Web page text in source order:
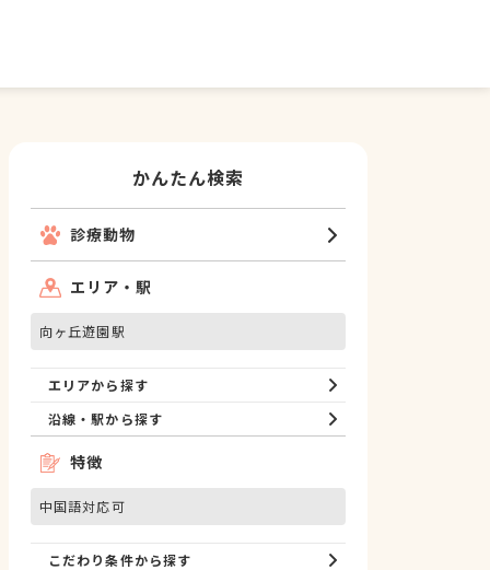
かんたん検索
診療動物
エリア・駅
向ヶ丘遊園駅
エリアから探す
沿線・駅から探す
特徴
中国語対応可
こだわり条件から探す